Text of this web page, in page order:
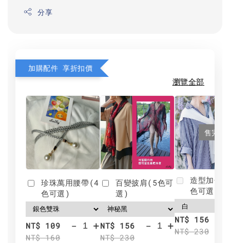
分享
加購配件 享折扣價
瀏覽全部
珍珠萬用腰帶(4
色可選)
NT$ 109
NT$ 160
- +
百變披肩(5色可
選)
NT$ 156
NT$ 230
- +
售完
造型加分
色可選)
NT$ 156
NT$ 230